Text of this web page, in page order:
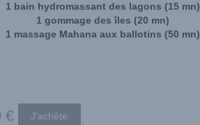
1 bain hydromassant des lagons (15 mn)
1 gommage des îles (20 mn)
1 massage Mahana aux ballotins (50 mn)
€